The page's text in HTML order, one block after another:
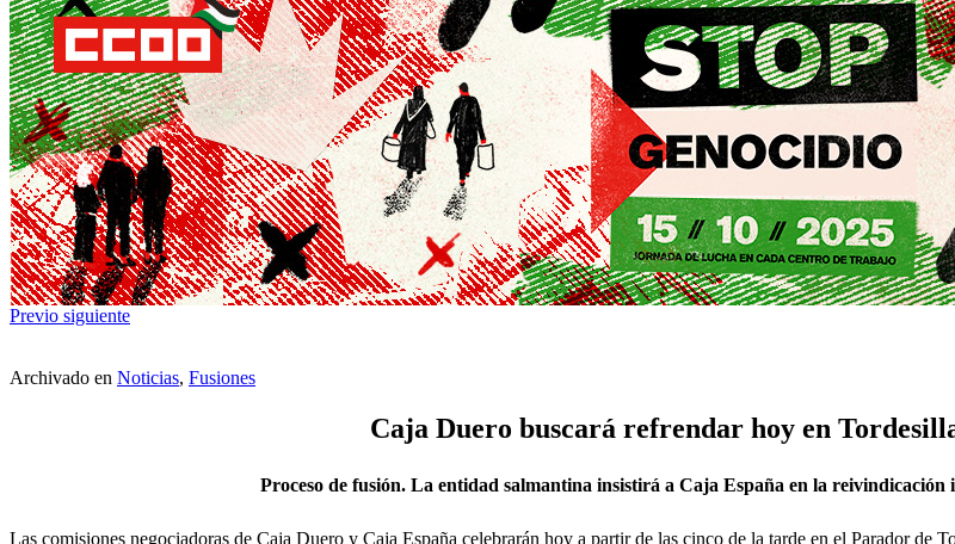
Previo siguiente
Archivado en Noticias, Fusiones
Caja Duero buscará refrendar hoy en
Proceso de fusión. La entidad salmantina insistirá a Caja España en la reivindicación
Las comisiones negociadoras de Caja Duero y Caja España celebrarán hoy a partir de las cinco de la tarde en el Parador de